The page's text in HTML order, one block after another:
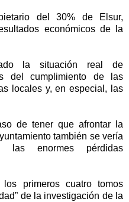
del 30% de Elsur,
económicos de la
la situación real de
del cumplimiento de las
locales y, en especial, las
de tener que afrontar la
también se vería
las enormes pérdidas
primeros cuatro tomos
de la investigación de la